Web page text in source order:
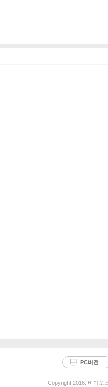
PC버전
Copyright 2016. 바이오